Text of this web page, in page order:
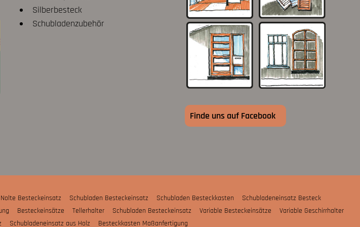
Silberbesteck
Schubladenzubehör
Finde uns auf Facebook
Nolte Besteckeinsatz Schubladen Besteckeinsatz Schubladen Besteckkasten
Schubladeneinsatz Besteck
Besteckeinsätze Tellerhalter Schubladen Besteckeinsatz Variable Besteckeinsätze
Variable Geschirrhalter
Schubladeneinsatz aus Holz Besteckkasten Maßanfertigung